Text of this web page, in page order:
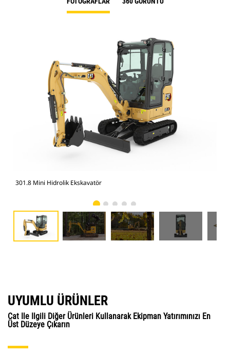
301.8 Mini Hidrolik Ekskavatör
UYUMLU ÜRÜNLER
Cat Ile Ilgili Diğer Ürünleri Kullanarak Ekipman Yatırımınızı En
Üst Düzeye Çıkarın